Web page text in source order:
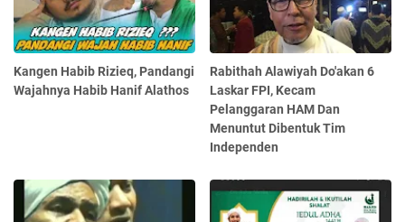
Kangen Habib Rizieq, Pandangi
Wajahnya Habib Hanif Alathos
Rabithah Alawiyah Do'akan 6
Laskar FPI, Kecam
Pelanggaran HAM Dan
Menuntut Dibentuk Tim
Independen